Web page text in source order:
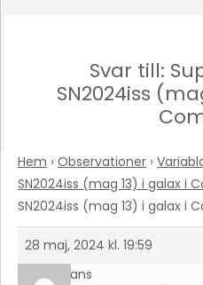
Svar till:
SN2024iss
Hem › Observationer ›
SN2024iss (mag 13) i galax i
SN2024iss (mag 13) i galax i
28 maj, 2024 kl. 19:59
Hans